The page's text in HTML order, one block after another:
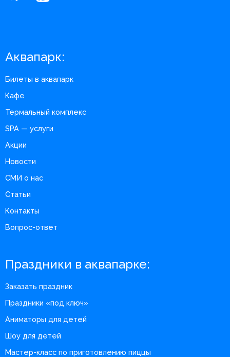
Аквапарк:
Билеты в аквапарк
Кафе
Термальный комплекс
SPA — услуги
Акции
Новости
СМИ о нас
Статьи
Контакты
Вопрос-ответ
Праздники в аквапарке:
Заказать праздник
Праздники «под ключ»
Аниматоры для детей
Шоу для детей
Мастер-класс по приготовлению пиццы